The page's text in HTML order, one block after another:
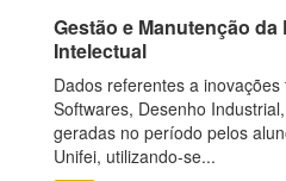
Gestão e Manutenção
Intelectual
Dados referentes a
Softwares, Desenho
geradas no período pelos
Unifei, utilizando-se...